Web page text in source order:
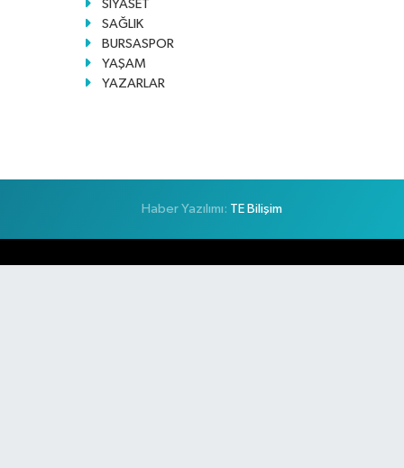
SİYASET
SAĞLIK
BURSASPOR
YAŞAM
YAZARLAR
Haber Yazılımı: TE Bilişim